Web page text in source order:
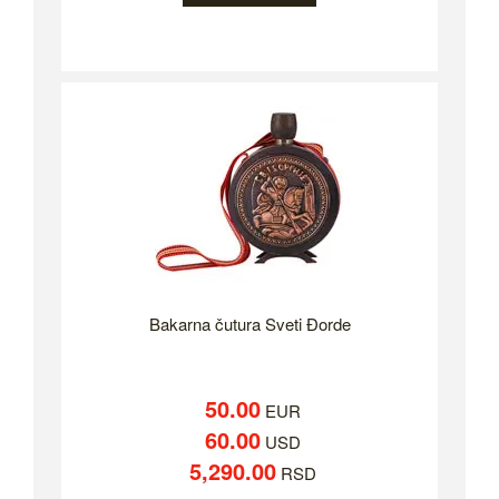
Bakarna čutura Sveti Đorde
50.00EUR
60.00USD
5,290.00RSD